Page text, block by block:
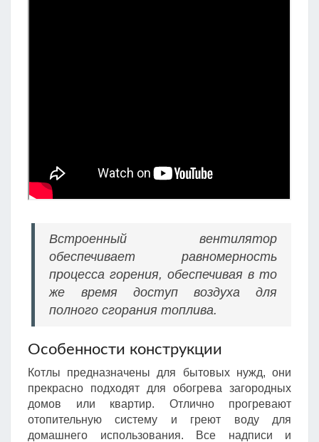
Встроенный вентилятор
обеспечивает равномерность
процесса горения, обеспечивая в то
же время доступ воздуха для
полного сгорания топлива.
Особенности конструкции
Котлы предназначены для бытовых нужд, они
прекрасно подходят для обогрева загородных
домов или квартир. Отлично прогревают
отопительную систему и греют воду для
домашнего использования. Все надписи и